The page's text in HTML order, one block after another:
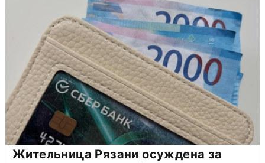
Жительница Рязани осуждена за